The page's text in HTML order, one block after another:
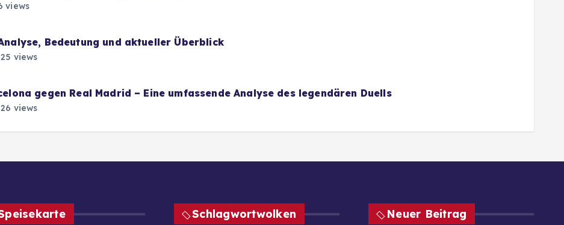
views
Bedeutung und aktueller Überblick
25 views
gegen Real Madrid – Eine umfassende Analyse des legendären Duells
26 views
Schlagwortwolken Neuer Beitrag